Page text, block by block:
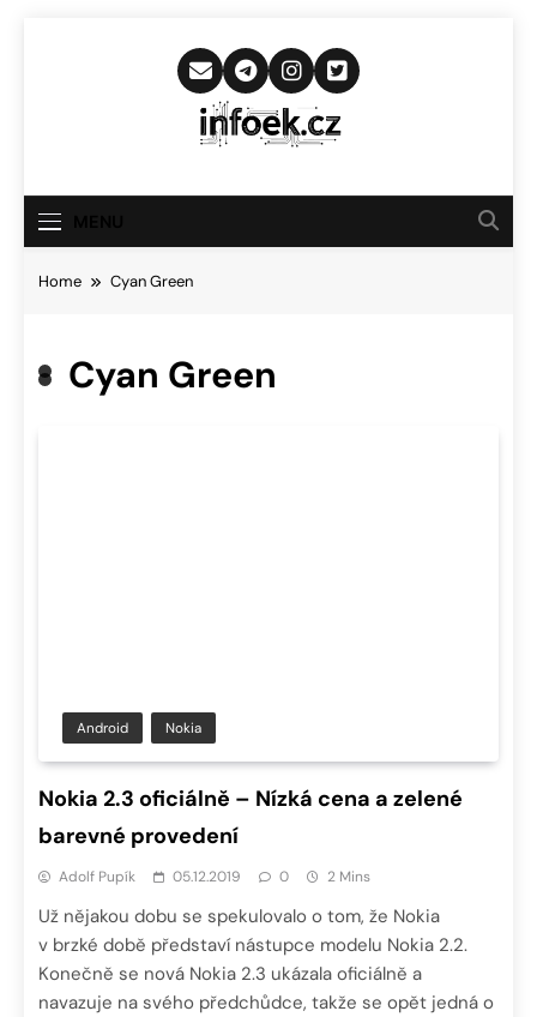
Infoek.cz
Novinkám
Home Cyan Green
Cyan Green
Android Nokia
Nokia 2.3 oficiálně – Nízká cena a zelené
barevné provedení
Adolf Pupík 05.12.2019 0 2 Mins
Už nějakou dobu se spekulovalo o tom, že Nokia
v brzké době představí nástupce modelu Nokia 2.2.
Konečně se nová Nokia 2.3 ukázala oficiálně a
navazuje na svého předchůdce, takže se opět jedná o